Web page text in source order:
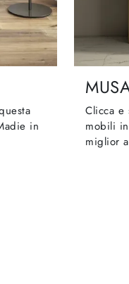
in
Clicca e
mobili
miglior